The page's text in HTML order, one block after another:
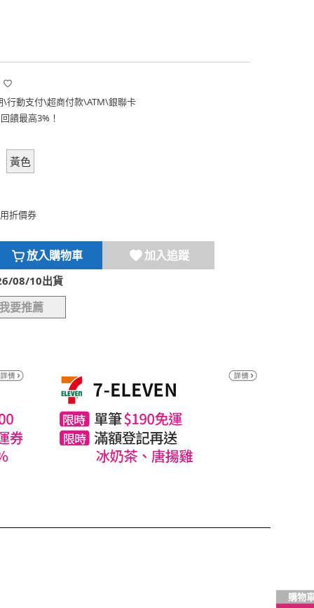
\行動支付\超商付款\ATM\銀聯卡
饋最高3%！
黃色
折價券
放入購物車 加入追蹤
08/10出貨
要推薦
購物